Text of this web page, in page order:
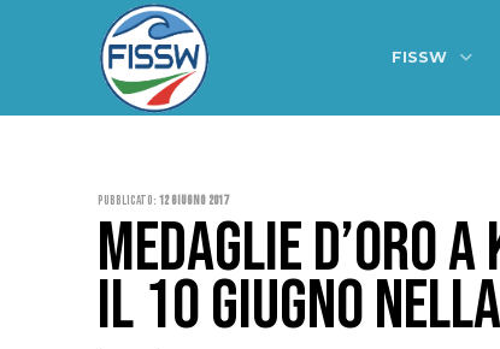
FISSW
Pubblicato: 12 Giugno 2017
MEDAGLIE D’ORO
IL 10 GIUGNO